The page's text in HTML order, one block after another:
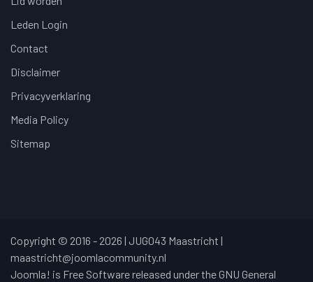
Leden Login
Contact
Disclaimer
Privacyverklaring
Media Policy
Sitemap
Copyright © 2016 - 2026 | JUG043 Maastricht |
maastricht@joomlacommunity.nl
Joomla! is Free Software released under the GNU General